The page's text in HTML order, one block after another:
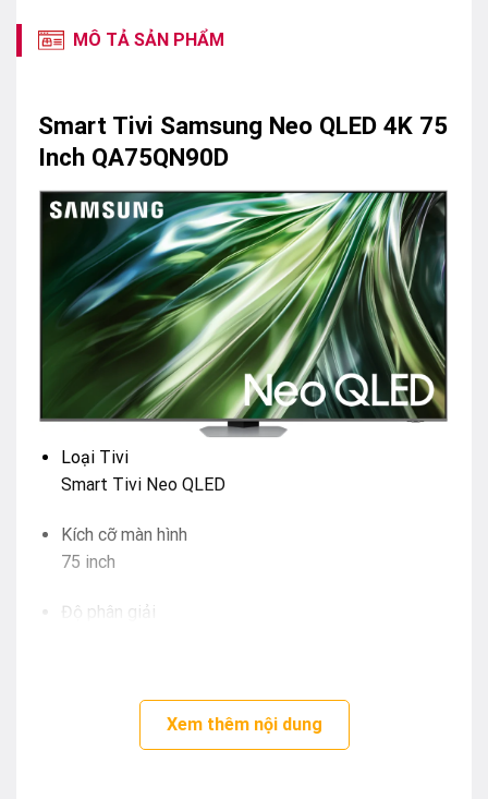
MÔ TẢ SẢN PHẨM
Smart Tivi Samsung Neo QLED 4K 75
Inch QA75QN90D
Loại Tivi
Smart Tivi Neo QLED
Kích cỡ màn hình
75 inch
Độ phân giải
Xem thêm nội dung